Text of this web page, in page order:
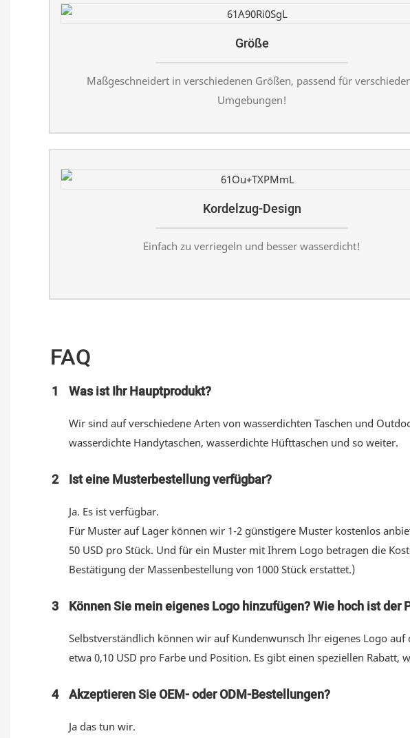
Größe
Maßgeschneidert in verschiedenen Größen, passend für
Umgebungen!
Kordelzug-Design
Einfach zu verriegeln und besser wasserdicht!
FAQ
1 Was ist Ihr Hauptprodukt?
Wir sind auf verschiedene Arten von wasserdichten Taschen und
wasserdichte Handytaschen, wasserdichte Hüfttaschen und so weiter.
2 Ist eine Musterbestellung verfügbar?
Ja. Es ist verfügbar.
Für Muster auf Lager können wir 1-2 günstigere Muster kostenlos
50 USD pro Stück. Und für ein Muster mit Ihrem Logo betragen die
Bestätigung der Massenbestellung von 1000 Stück erstattet.)
3 Können Sie mein eigenes Logo hinzufügen? Wie hoch ist
Selbstverständlich können wir auf Kundenwunsch Ihr eigenes Logo
etwa 0,10 USD pro Farbe und Position. Es gibt einen speziellen
4 Akzeptieren Sie OEM- oder ODM-Bestellungen?
Ja das tun wir.